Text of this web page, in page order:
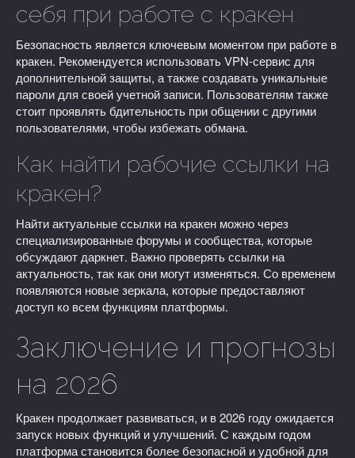
себя при работе с кракен
Безопасность является ключевым моментом при работе в
кракен. Рекомендуется использовать VPN-сервис для
дополнительной защиты, а также создавать уникальные
пароли для своей учетной записи. Пользователям также
стоит проявлять бдительность при общении с другими
пользователями, чтобы избежать обмана.
Как найти рабочие ссылки на
кракен?
Найти актуальные ссылки на кракен можно через
специализированные форумы и сообщества, которые
обсуждают даркнет. Важно проверять ссылки на
актуальность, так как они могут изменяться. Со временем
появляются новые зеркала, которые предоставляют
доступ ко всем функциям платформы.
Заключение и прогнозы
на 2026
Кракен продолжает развиваться, и в 2026 году ожидается
запуск новых функций и улучшений. С каждым годом
платформа становится более безопасной и удобной для